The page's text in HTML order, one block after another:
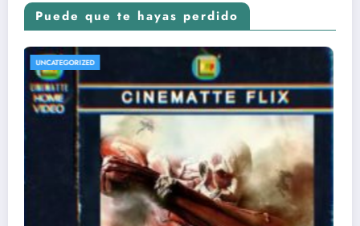
Puede que te hayas perdido